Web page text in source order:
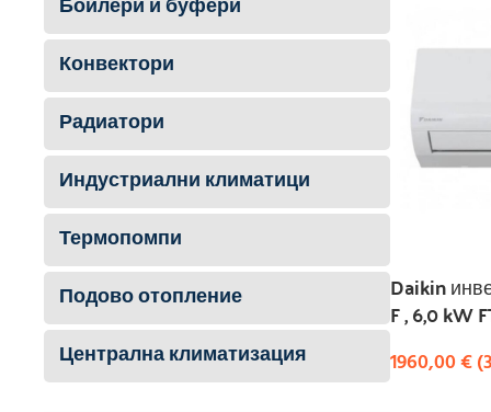
Бойлери и буфери
Конвектори
Радиатори
Индустриални климатици
Термопомпи
Подово отопление
Централна климатизация
Daikin
F , 6,0 kW
1960,00€(